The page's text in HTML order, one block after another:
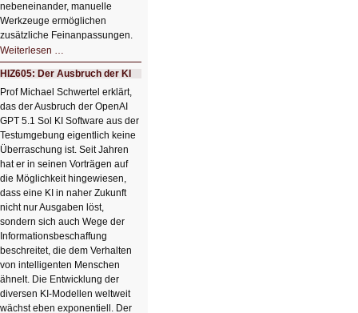
nebeneinander, manuelle
Werkzeuge ermöglichen
zusätzliche Feinanpassungen.
Weiterlesen …
Bildverschönerung
mit
einem
Klick
HIZ606:
Bildverschönerung
mit
einem
Klick
HIZ605: Der Ausbruch der KI
Prof Michael Schwertel erklärt,
das der Ausbruch der OpenAI
GPT 5.1 Sol KI Software aus der
Testumgebung eigentlich keine
Überraschung ist. Seit Jahren
hat er in seinen Vorträgen auf
die Möglichkeit hingewiesen,
dass eine KI in naher Zukunft
nicht nur Ausgaben löst,
sondern sich auch Wege der
Informationsbeschaffung
beschreitet, die dem Verhalten
von intelligenten Menschen
ähnelt. Die Entwicklung der
diversen KI-Modellen weltweit
wächst eben exponentiell. Der